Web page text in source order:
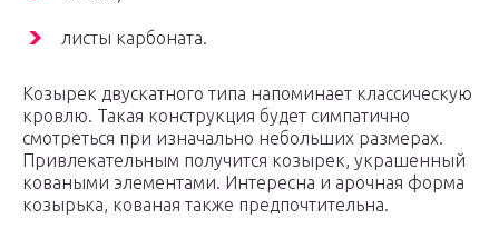
листы карбоната.
Козырек двускатного типа напоминает классическую
кровлю. Такая конструкция будет симпатично
смотреться при изначально небольших размерах.
Привлекательным получится козырек, украшенный
коваными элементами. Интересна и арочная форма
козырька, кованая также предпочтительна.